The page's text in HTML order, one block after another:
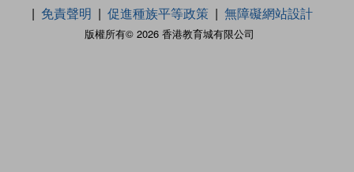
版權所有© 2026 香港教育城有限公司
免責聲明
促進種族平等政策 無障礙網站設計